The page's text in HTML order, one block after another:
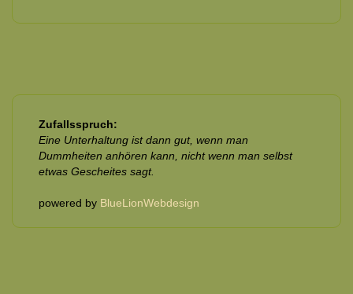
Zufallsspruch:
Eine Unterhaltung ist dann gut, wenn man
Dummheiten anhören kann, nicht wenn man selbst
etwas Gescheites sagt.
powered by BlueLionWebdesign